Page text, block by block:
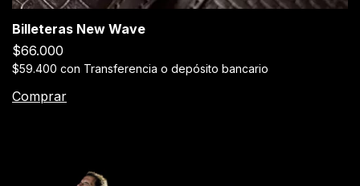
Billeteras New Wave
$66.000
$59.400 con Transferencia o depósito bancario
Comprar